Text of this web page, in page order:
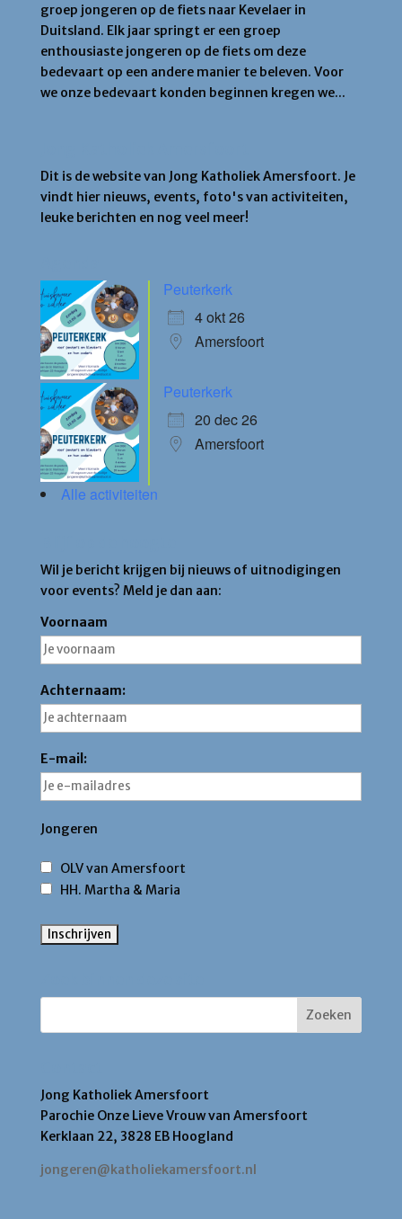
groep jongeren op de fiets naar Kevelaer in
Duitsland. Elk jaar springt er een groep
enthousiaste jongeren op de fiets om deze
bedevaart op een andere manier te beleven. Voor
we onze bedevaart konden beginnen kregen we...
Dit is de website van Jong Katholiek Amersfoort. Je
vindt hier nieuws, events, foto's van activiteiten,
leuke berichten en nog veel meer!
Peuterkerk
4 okt 26
Amersfoort
Peuterkerk
20 dec 26
Amersfoort
Alle activiteiten
Wil je bericht krijgen bij nieuws of uitnodigingen
voor events? Meld je dan aan:
Voornaam
Achternaam:
E-mail:
Jongeren
OLV van Amersfoort
HH. Martha & Maria
Jong Katholiek Amersfoort
Parochie Onze Lieve Vrouw van Amersfoort
Kerklaan 22, 3828 EB Hoogland
jongeren@katholiekamersfoort.nl